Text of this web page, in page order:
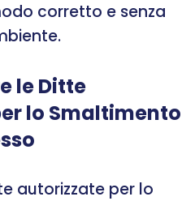
corretto e senza
le Ditte
lo Smaltimento
autorizzate per lo